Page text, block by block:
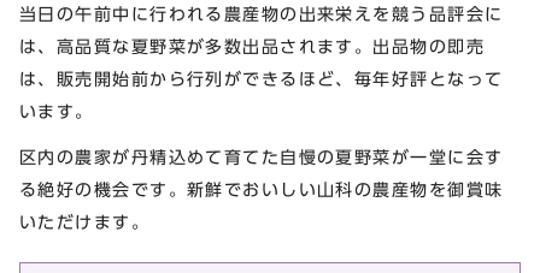
当日の午前中に行われる農産物の出来栄えを競う品評会に
は、高品質な夏野菜が多数出品されます。出品物の即売
は、販売開始前から行列ができるほど、毎年好評となって
います。
区内の農家が丹精込めて育てた自慢の夏野菜が一堂に会す
る絶好の機会です。新鮮でおいしい山科の農産物を御賞味
いただけます。